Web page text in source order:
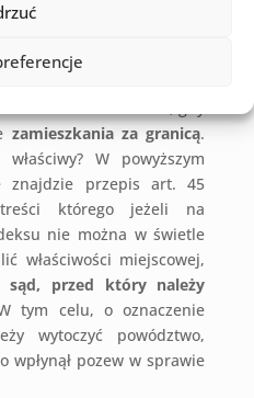
Polsce?
zamieszkania za granicą.
W powyższym
znajdzie przepis art. 45
którego jeżeli na
nie można w świetle
właściwości miejscowej,
sąd, przed który należy
tym celu, o oznaczenie
wytoczyć powództwo,
wpłynął pozew w sprawie